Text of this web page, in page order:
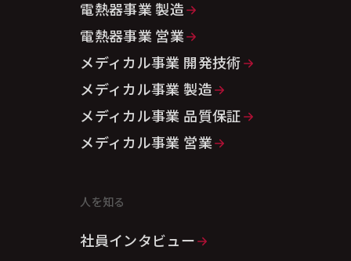
電熱器事業 製造
電熱器事業 営業
メディカル事業 開発技術
メディカル事業 製造
メディカル事業 品質保証
メディカル事業 営業
人を知る
社員インタビュー